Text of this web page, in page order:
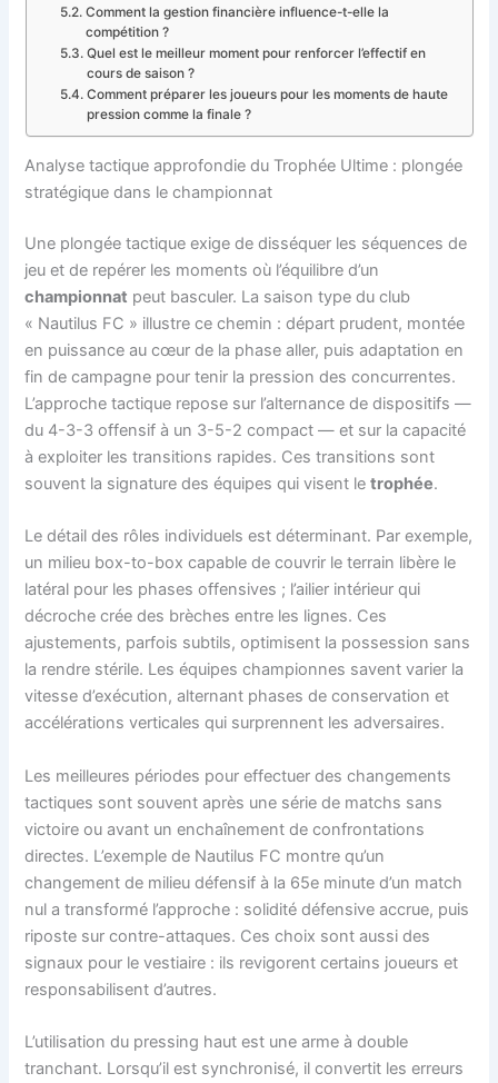
Comment la gestion financière influence-t-elle la
compétition ?
Quel est le meilleur moment pour renforcer l’effectif en
cours de saison ?
Comment préparer les joueurs pour les moments de haute
pression comme la finale ?
Analyse tactique approfondie du Trophée Ultime : plongée
stratégique dans le championnat
Une plongée tactique exige de disséquer les séquences de
jeu et de repérer les moments où l’équilibre d’un
championnat peut basculer. La saison type du club
« Nautilus FC » illustre ce chemin : départ prudent, montée
en puissance au cœur de la phase aller, puis adaptation en
fin de campagne pour tenir la pression des concurrentes.
L’approche tactique repose sur l’alternance de dispositifs —
du 4-3-3 offensif à un 3-5-2 compact — et sur la capacité
à exploiter les transitions rapides. Ces transitions sont
souvent la signature des équipes qui visent letrophée.
Le détail des rôles individuels est déterminant. Par exemple,
un milieu box-to-box capable de couvrir le terrain libère le
latéral pour les phases offensives ; l’ailier intérieur qui
décroche crée des brèches entre les lignes. Ces
ajustements, parfois subtils, optimisent la possession sans
la rendre stérile. Les équipes championnes savent varier la
vitesse d’exécution, alternant phases de conservation et
accélérations verticales qui surprennent les adversaires.
Les meilleures périodes pour effectuer des changements
tactiques sont souvent après une série de matchs sans
victoire ou avant un enchaînement de confrontations
directes. L’exemple de Nautilus FC montre qu’un
changement de milieu défensif à la 65e minute d’un match
nul a transformé l’approche : solidité défensive accrue, puis
riposte sur contre-attaques. Ces choix sont aussi des
signaux pour le vestiaire : ils revigorent certains joueurs et
responsabilisent d’autres.
L’utilisation du pressing haut est une arme à double
tranchant. Lorsqu’il est synchronisé, il convertit les erreurs